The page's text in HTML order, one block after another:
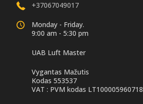
+37067049017
Monday - Friday.
9:00 am - 5:30 pm
UAB Luft Master
Vygantas Mažutis
Kodas 553537
VAT : PVM kodas LT100005960718